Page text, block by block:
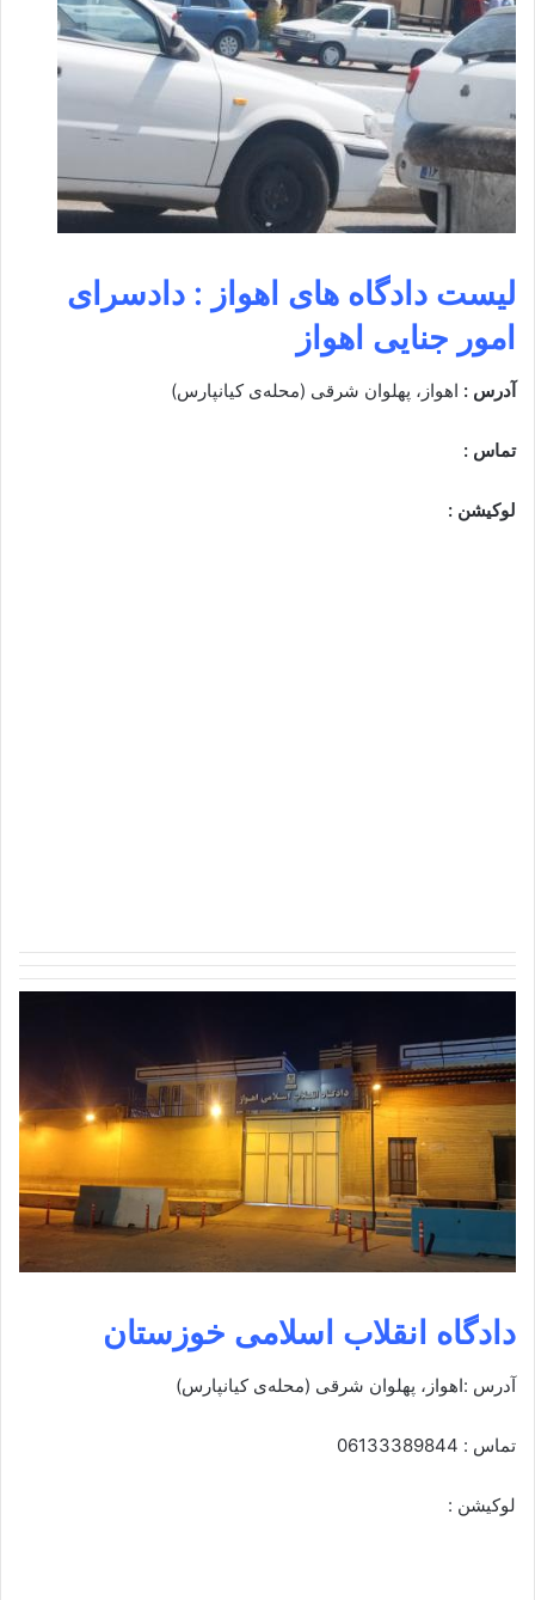
لیست دادگاه های اهواز : دادسرای
امور جنایی اهواز
آدرس : اهواز، پهلوان شرقی (محله‌ی کیانپارس)
تماس :
لوکیشن :
دادگاه انقلاب اسلامی خوزستان
آدرس :اهواز، پهلوان شرقی (محله‌ی کیانپارس)
تماس : 06133389844
لوکیشن :